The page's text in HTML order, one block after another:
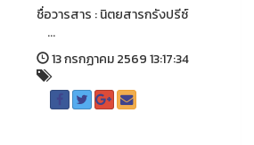
ชื่อวารสาร : นิตยสารกรังปรีซ์
...
13 กรกฏาคม 2569 13:17:34